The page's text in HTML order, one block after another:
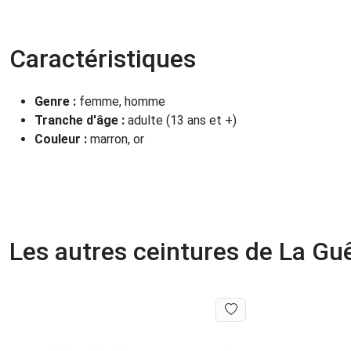
Caractéristiques
Genre : femme, homme
Tranche d'âge : adulte (13 ans et +)
Couleur : marron, or
Les autres ceintures de La